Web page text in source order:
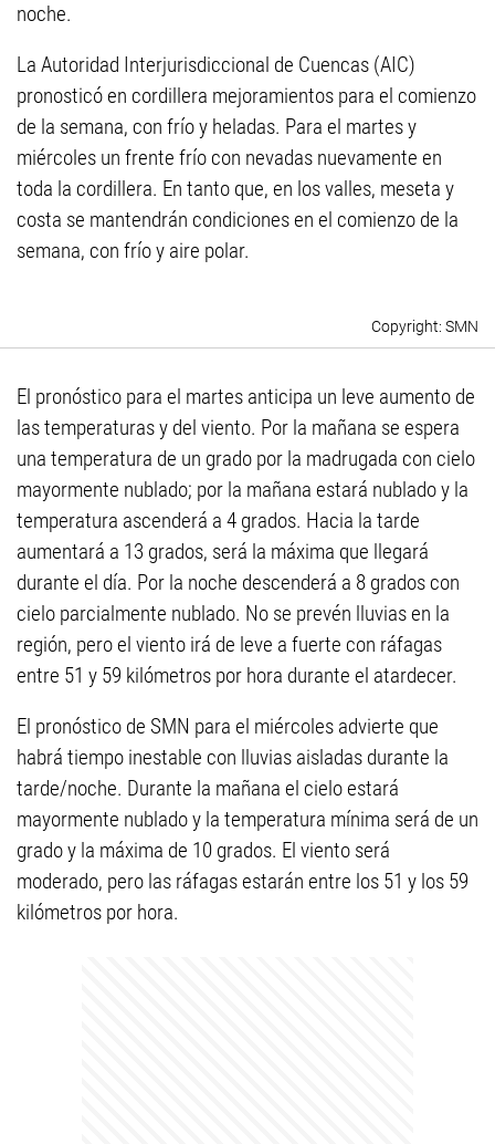
noche.
La Autoridad Interjurisdiccional de Cuencas (AIC)
pronosticó en cordillera mejoramientos para el comienzo
de la semana, con frío y heladas. Para el martes y
miércoles un frente frío con nevadas nuevamente en
toda la cordillera. En tanto que, en los valles, meseta y
costa se mantendrán condiciones en el comienzo de la
semana, con frío y aire polar.
SMN
El pronóstico para el martes anticipa un leve aumento de
las temperaturas y del viento. Por la mañana se espera
una temperatura de un grado por la madrugada con cielo
mayormente nublado; por la mañana estará nublado y la
temperatura ascenderá a 4 grados. Hacia la tarde
aumentará a 13 grados, será la máxima que llegará
durante el día. Por la noche descenderá a 8 grados con
cielo parcialmente nublado. No se prevén lluvias en la
región, pero el viento irá de leve a fuerte con ráfagas
entre 51 y 59 kilómetros por hora durante el atardecer.
El pronóstico de SMN para el miércoles advierte que
habrá tiempo inestable con lluvias aisladas durante la
tarde/noche. Durante la mañana el cielo estará
mayormente nublado y la temperatura mínima será de un
grado y la máxima de 10 grados. El viento será
moderado, pero las ráfagas estarán entre los 51 y los 59
kilómetros por hora.